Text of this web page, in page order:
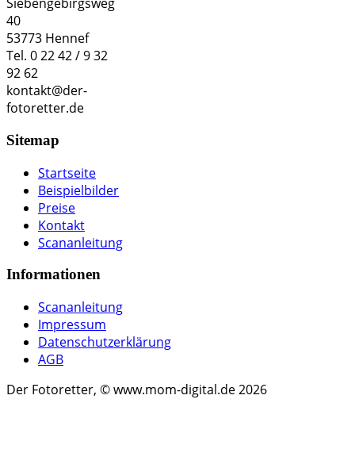
40
53773 Hennef
Tel. 0 22 42 / 9 32
92 62
kontakt@der-
fotoretter.de
Sitemap
Startseite
Beispielbilder
Preise
Kontakt
Scananleitung
Informationen
Scananleitung
Impressum
Datenschutzerklärung
AGB
Der Fotoretter, © www.mom-digital.de 2026